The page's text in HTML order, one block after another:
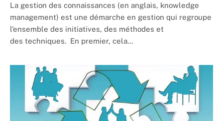
La gestion des connaissances (en anglais, knowledge
management) est une démarche en gestion qui regroupe
l’ensemble des initiatives, des méthodes et
des techniques. En premier, cela…